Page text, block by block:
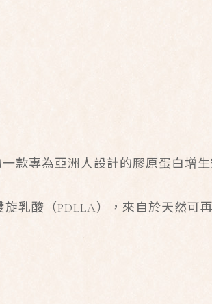
一款專為亞洲人設計的膠原蛋白增
乳酸（PDLLA），來自於天然可